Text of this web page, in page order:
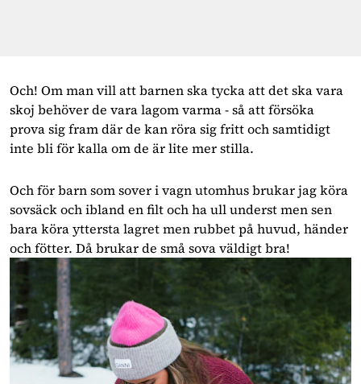
Och! Om man vill att barnen ska tycka att det ska vara
skoj behöver de vara lagom varma - så att försöka
prova sig fram där de kan röra sig fritt och samtidigt
inte bli för kalla om de är lite mer stilla.
Och för barn som sover i vagn utomhus brukar jag köra
sovsäck och ibland en filt och ha ull underst men sen
bara köra yttersta lagret men rubbet på huvud, händer
och fötter. Då brukar de små sova väldigt bra!